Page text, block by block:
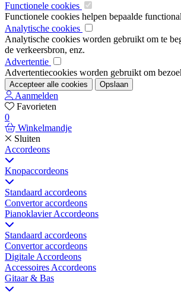
Functionele cookies
Functionele cookies helpen bepaalde
Analytische cookies
Analytische cookies worden gebruikt om te
de verkeersbron, enz.
Advertentie
Advertentiecookies worden gebruikt om
Accepteer alle cookies Opslaan
Aanmelden
Favorieten
0
Winkelmandje
Sluiten
Accordeons
Knopaccordeons
Standaard accordeons
Convertor accordeons
Pianoklavier Accordeons
Standaard accordeons
Convertor accordeons
Digitale Accordeons
Accessoires Accordeons
Gitaar & Bas